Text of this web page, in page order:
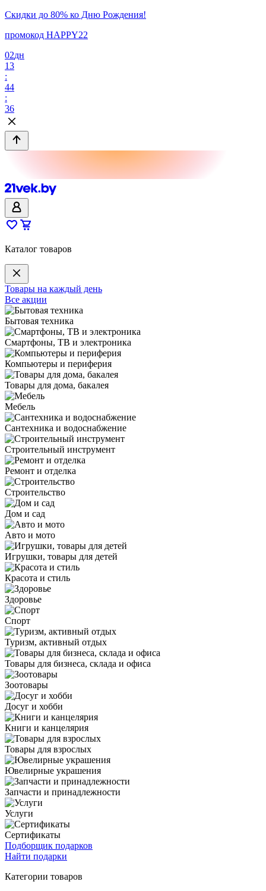
Скидки до 80% ко Дню Рождения!
промокод HAPPY22
02дн
13
:
44
:
36
Каталог товаров
Товары на каждый день
Все акции
Бытовая техника
Смартфоны, ТВ и электроника
Компьютеры и периферия
Товары для дома, бакалея
Мебель
Сантехника и водоснабжение
Строительный инструмент
Ремонт и отделка
Строительство
Дом и сад
Авто и мото
Игрушки, товары для детей
Красота и стиль
Здоровье
Спорт
Туризм, активный отдых
Товары для бизнеса, склада и офиса
Зоотовары
Досуг и хобби
Книги и канцелярия
Товары для взрослых
Ювелирные украшения
Запчасти и принадлежности
Услуги
Сертификаты
Подборщик подарков
Найти подарки
Категории товаров